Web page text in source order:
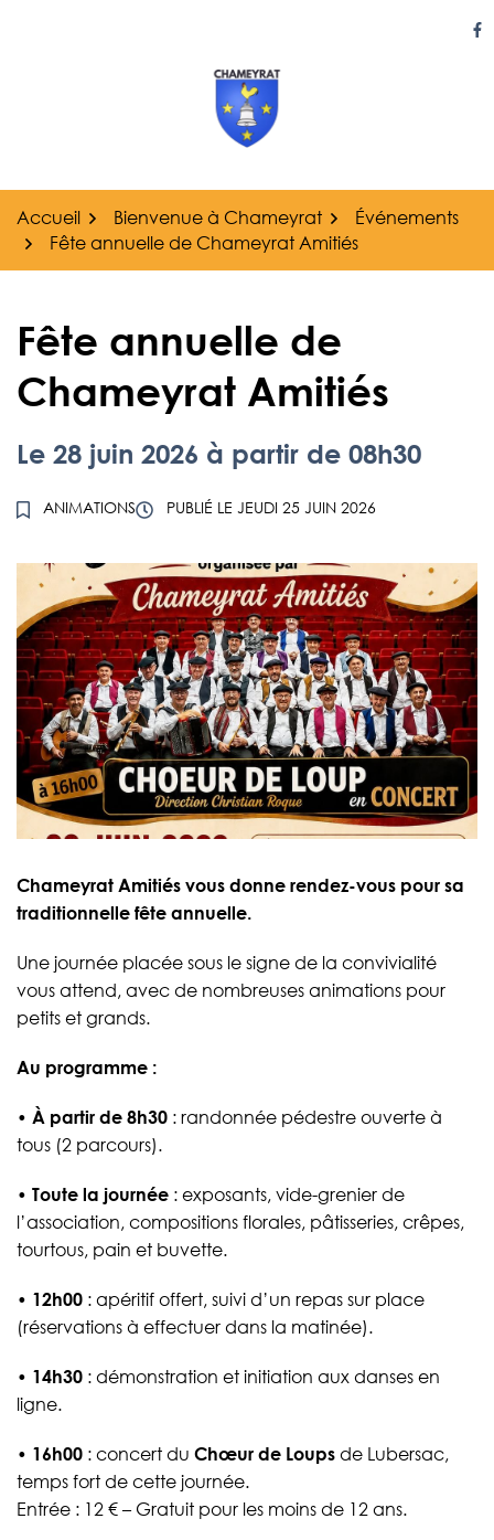
Accueil Bienvenue à Chameyrat
Événements
Fête annuelle de Chameyrat Amitiés
Fête annuelle de
Chameyrat Amitiés
Le 28 juin 2026 à partir de 08h30
ANIMATIONS PUBLIÉ LE JEUDI 25 JUIN 2026
Chameyrat Amitiés vous donne rendez-vous pour sa
traditionnelle fête annuelle.
Une journée placée sous le signe de la convivialité
vous attend, avec de nombreuses animations pour
petits et grands.
Au programme :
• À partir de 8h30 : randonnée pédestre ouverte à
tous (2 parcours).
• Toute la journée : exposants, vide-grenier de
l’association, compositions florales, pâtisseries, crêpes,
tourtous, pain et buvette.
• 12h00 : apéritif offert, suivi d’un repas sur place
(réservations à effectuer dans la matinée).
• 14h30 : démonstration et initiation aux danses en
ligne.
• 16h00 : concert du Chœur de Loups de Lubersac,
temps fort de cette journée.
Entrée : 12 € – Gratuit pour les moins de 12 ans.